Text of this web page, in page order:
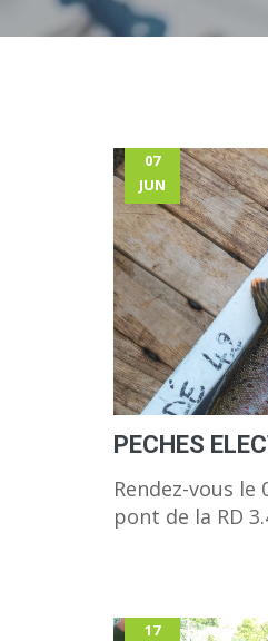
07
JUN
PECHES
Rendez-vous le
pont de la RD
17